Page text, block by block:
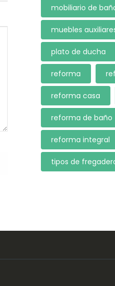
mobiliario de
muebles
plato de ducha
reforma
reforma casa
reforma de baño
reforma integral
tipos de